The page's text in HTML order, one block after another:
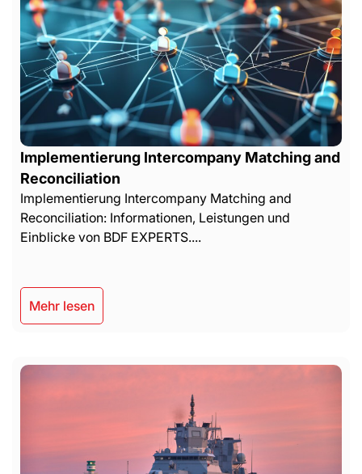
Implementierung Intercompany Matching and
Reconciliation
Implementierung Intercompany Matching and
Reconciliation: Informationen, Leistungen und
Einblicke von BDF EXPERTS....
Mehr lesen